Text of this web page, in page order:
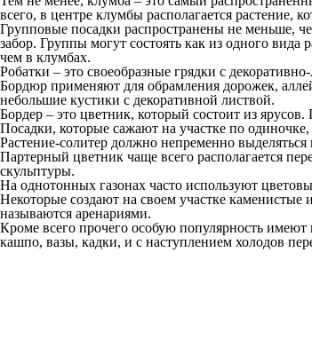
всего, в центре клумбы располагается
Групповые посадки распространены не меньше,
забор. Группы могут состоять как из одного
чем в клумбах.
Робатки – это своеобразные грядки с
Бордюр применяют для обрамления дорожек,
небольшие кустики с декоративной листвой.
Бордер – это цветник, который состоит из
Посадки, которые сажают на участке по
Растение-солитер должно непременно
Партерный цветник чаще всего располагается
скульптуры.
На однотонных газонах часто используют
Некоторые создают на своем участке
называются аренариями.
Кроме всего прочего особую популярность
кашпо, вазы, кадки, и с наступлением холодов